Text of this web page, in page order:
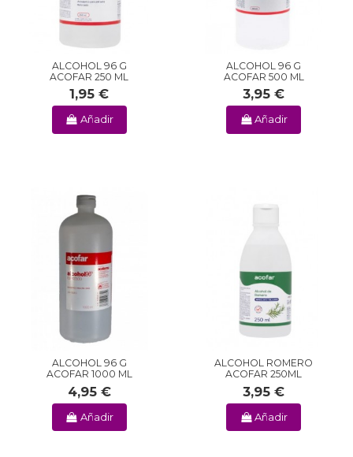
ALCOHOL 96 G
ACOFAR 250 ML
1,95 €
Añadir
ALCOHOL 96 G
ACOFAR 500 ML
3,95 €
Añadir
ALCOHOL 96 G
ACOFAR 1000 ML
4,95 €
Añadir
ALCOHOL ROMERO
ACOFAR 250ML
3,95 €
Añadir